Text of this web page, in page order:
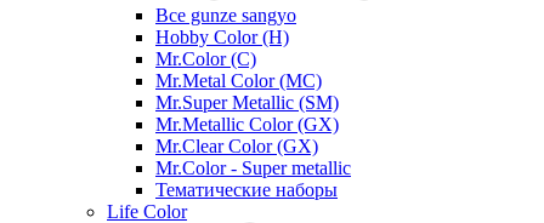
Все gunze sangyo
Hobby Color (H)
Mr.Color (C)
Mr.Metal Color (MC)
Mr.Super Metallic (SM)
Mr.Metallic Color (GX)
Mr.Clear Color (GX)
Mr.Color - Super metallic
Тематические наборы
Life Color